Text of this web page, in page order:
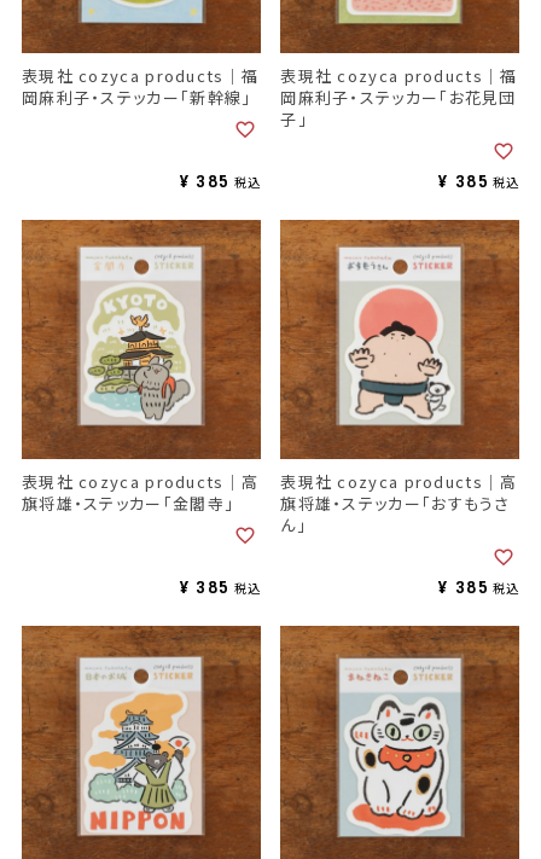
表現社 cozyca products｜福
岡麻利子・ステッカー「新幹線」
¥ 385 税込
表現社 cozyca products｜福
岡麻利子・ステッカー「お花見団
子」
¥ 385 税込
表現社 cozyca products｜高
旗将雄・ステッカー「金閣寺」
¥ 385 税込
表現社 cozyca products｜高
旗将雄・ステッカー「おすもうさ
ん」
¥ 385 税込